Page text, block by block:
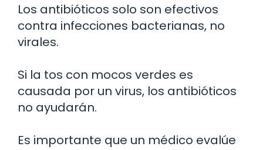
Los antibióticos solo son efectivos
contra infecciones bacterianas, no
virales.
Si la tos con mocos verdes es
causada por un virus, los antibióticos
no ayudarán.
Es importante que un médico evalúe